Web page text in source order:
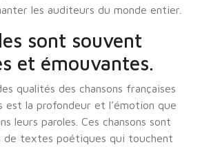
les auditeurs du monde entier.
sont souvent
et émouvantes.
qualités des chansons françaises
est la profondeur et l’émotion que
leurs paroles. Ces chansons sont
de textes poétiques qui touchent